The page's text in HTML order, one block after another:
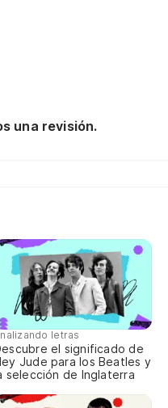
una revisión.
letras
el significado de
Jude para los Beatles y
selección de Inglaterra